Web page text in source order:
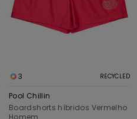
3 RECYCLED
Pool Chillin
Boardshorts híbridos Vermelho
Homem